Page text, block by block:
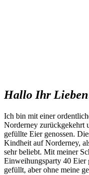
Hallo Ihr
Ich bin mit einer
Norderney zurückgekehrt
gefüllte Eier genossen.
Kindheit auf Norderney,
sehr beliebt. Mit meiner
Einweihungsparty 40 Eier
gefüllt, aber ohne meine